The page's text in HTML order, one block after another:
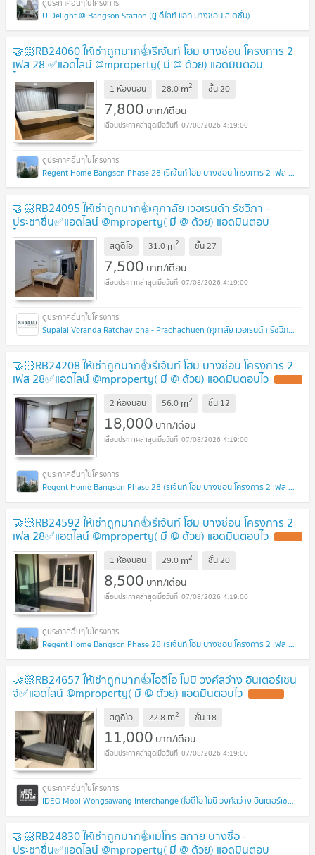
U Delight @ Bangson Station (ยู ดีไลท์ แอท บางซ่อน สเตชั่น)
🤝🏻RB24060 ให้เช่าถูกมาก👍รีเจ้นท์ โฮม บางซ่อน โครงการ 2
เฟส 28 ✅แอดไลน์ @mproperty( มี @ ด้วย) แอดมินตอบ
ไว
1 ห้องนอน 28.0 m2 ชั้น20
7,800 บาท/เดือน
07/08/2026 4:19:00
Regent Home Bangson Phase 28 (รีเจ้นท์ โฮม บางซ่อน โครงการ 2 เฟส 28)
🤝🏻RB24095 ให้เช่าถูกมาก👍ศุภาลัย เวอเรนด้า รัชวิภา -
ประชาชื่น✅แอดไลน์ @mproperty( มี @ ด้วย) แอดมินตอบ
ไว
สตูดิโอ 31.0 m2 ชั้น27
7,500 บาท/เดือน
07/08/2026 4:19:00
Supalai Veranda Ratchavipha - Prachachuen (ศุภาลัย เวอเรนด้า รัชวิภา - ประชาชื่น)
🤝🏻RB24208 ให้เช่าถูกมาก👍รีเจ้นท์ โฮม บางซ่อน โครงการ 2
เฟส 28✅แอดไลน์ @mproperty( มี @ ด้วย) แอดมินตอบไว
2 ห้องนอน 56.0 m2 ชั้น 12
18,000 บาท/เดือน
07/08/2026 4:19:00
Regent Home Bangson Phase 28 (รีเจ้นท์ โฮม บางซ่อน โครงการ 2 เฟส 28)
🤝🏻RB24592 ให้เช่าถูกมาก👍รีเจ้นท์ โฮม บางซ่อน โครงการ 2
เฟส 28✅แอดไลน์ @mproperty( มี @ ด้วย) แอดมินตอบไว
1 ห้องนอน 29.0 m2 ชั้น20
8,500 บาท/เดือน
07/08/2026 4:19:00
Regent Home Bangson Phase 28 (รีเจ้นท์ โฮม บางซ่อน โครงการ 2 เฟส 28)
🤝🏻RB24657 ให้เช่าถูกมาก👍ไอดีโอ โมบิ วงศ์สว่าง อินเตอร์เชน
จ์✅แอดไลน์ @mproperty( มี @ ด้วย) แอดมินตอบไว
สตูดิโอ 22.8 m2 ชั้น 18
11,000 บาท/เดือน
07/08/2026 4:19:00
IDEO Mobi Wongsawang Interchange (ไอดีโอ โมบิ วงศ์สว่าง อินเตอร์เชนจ์)
🤝🏻RB24830 ให้เช่าถูกมาก👍เมโทร สกาย บางซื่อ -
ประชาชื่น✅แอดไลน์ @mproperty( มี @ ด้วย) แอดมินตอบ